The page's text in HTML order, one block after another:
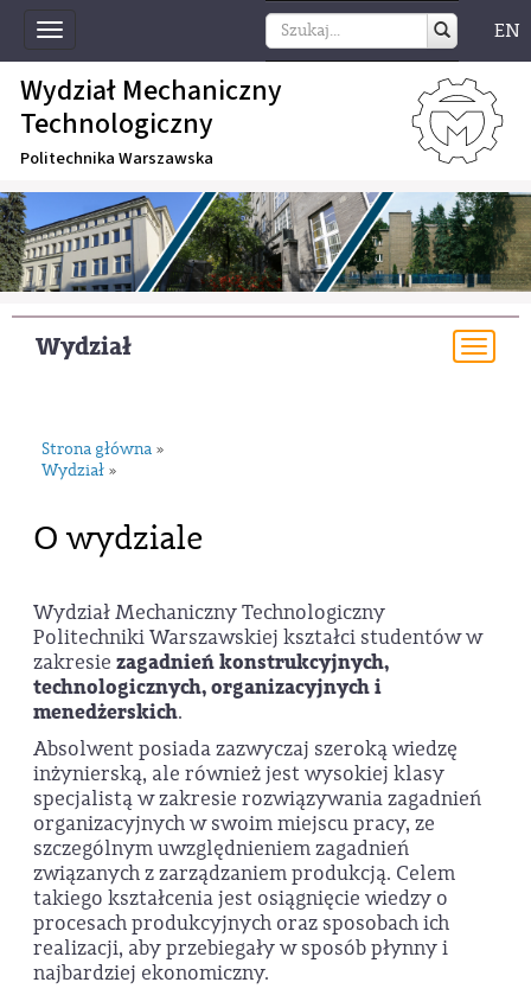
Toggle
navigation
EN
Wydział Mechaniczny
Technologiczny
Politechnika Warszawska
Wydział
Strona główna »
Wydział »
O wydziale
Wydział Mechaniczny Technologiczny
Politechniki Warszawskiej kształci studentów w
zakresie zagadnień konstrukcyjnych,
technologicznych, organizacyjnych i
menedżerskich.
Absolwent posiada zazwyczaj szeroką wiedzę
inżynierską, ale również jest wysokiej klasy
specjalistą w zakresie rozwiązywania zagadnień
organizacyjnych w swoim miejscu pracy, ze
szczególnym uwzględnieniem zagadnień
związanych z zarządzaniem produkcją. Celem
takiego kształcenia jest osiągnięcie wiedzy o
procesach produkcyjnych oraz sposobach ich
realizacji, aby przebiegały w sposób płynny i
najbardziej ekonomiczny.